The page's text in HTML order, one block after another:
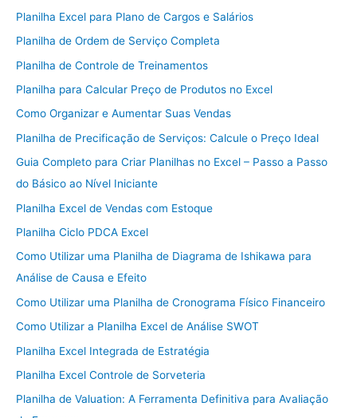
Planilha Excel para Plano de Cargos e Salários
Planilha de Ordem de Serviço Completa
Planilha de Controle de Treinamentos
Planilha para Calcular Preço de Produtos no Excel
Como Organizar e Aumentar Suas Vendas
Planilha de Precificação de Serviços: Calcule o Preço Ideal
Guia Completo para Criar Planilhas no Excel – Passo a Passo
do Básico ao Nível Iniciante
Planilha Excel de Vendas com Estoque
Planilha Ciclo PDCA Excel
Como Utilizar uma Planilha de Diagrama de Ishikawa para
Análise de Causa e Efeito
Como Utilizar uma Planilha de Cronograma Físico Financeiro
Como Utilizar a Planilha Excel de Análise SWOT
Planilha Excel Integrada de Estratégia
Planilha Excel Controle de Sorveteria
Planilha de Valuation: A Ferramenta Definitiva para Avaliação